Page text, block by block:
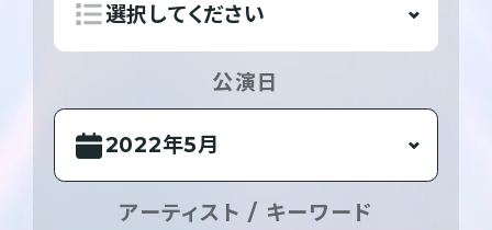
公演日
アーティスト / キーワード